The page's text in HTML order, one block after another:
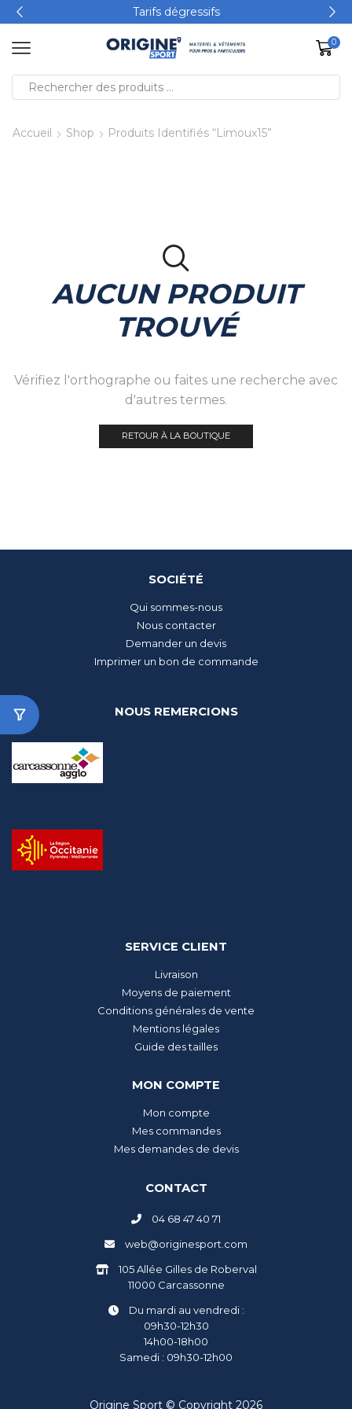
Tarifs dégressifs
0
Accueil Shop Produits Identifiés “limoux15”
AUCUN PRODUIT
TROUVÉ
Vérifiez l'orthographe ou faites une recherche avec
d'autres termes.
RETOUR À LA BOUTIQUE
SOCIÉTÉ
Qui sommes-nous
Nous contacter
Demander un devis
Imprimer un bon de commande
NOUS REMERCIONS
SERVICE CLIENT
Livraison
Moyens de paiement
Conditions générales de vente
Mentions légales
Guide des tailles
MON COMPTE
Mon compte
Mes commandes
Mes demandes de devis
CONTACT
04 68 47 40 71
web@originesport.com
105 Allée Gilles de Roberval
11000 Carcassonne
Du mardi au vendredi :
09h30-12h30
14h00-18h00
Samedi : 09h30-12h00
Origine Sport © Copyright 2026